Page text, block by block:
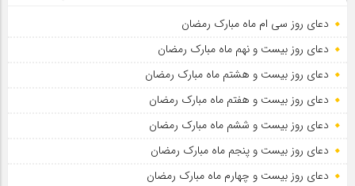
دعای روز سی ام ماه مبارک رمضان
دعای روز بیست و نهم ماه مبارک رمضان
دعای روز بیست و هشتم ماه مبارک رمضان
دعای روز بیست و هفتم ماه مبارک رمضان
دعای روز بیست و ششم ماه مبارک رمضان
دعای روز بیست و پنجم ماه مبارک رمضان
دعای روز بیست و چهارم ماه مبارک رمضان